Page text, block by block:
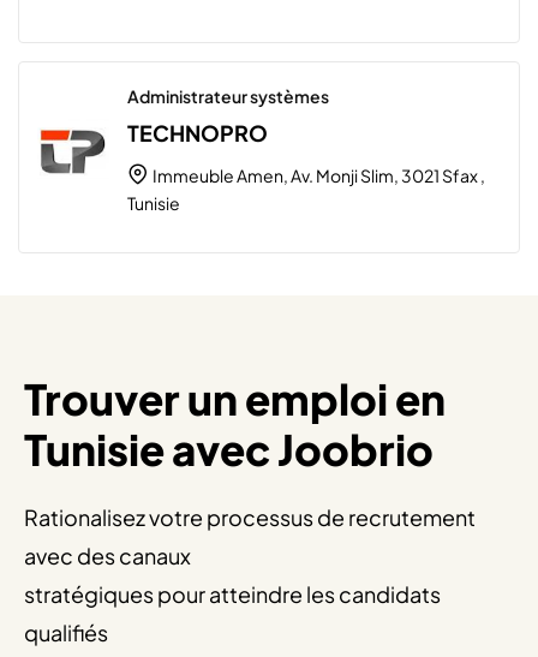
Administrateur systèmes
TECHNOPRO
Immeuble Amen, Av. Monji Slim, 3021 Sfax ,
Tunisie
Trouver un emploi en
Tunisie avec Joobrio
Rationalisez votre processus de recrutement
avec des canaux
stratégiques pour atteindre les candidats
qualifiés